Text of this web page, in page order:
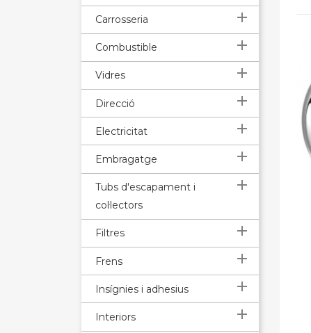
Carrosseria 
Combustible 
Vidres 
Direcció 
Electricitat 
Embragatge 
Tubs d'escapament i
col·lectors

Filtres 
Frens 
Insígnies i adhesius 
Interiors 